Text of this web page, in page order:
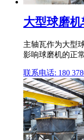
大型球磨
主轴瓦作为大型
影响球磨机的正
联系电话: 180